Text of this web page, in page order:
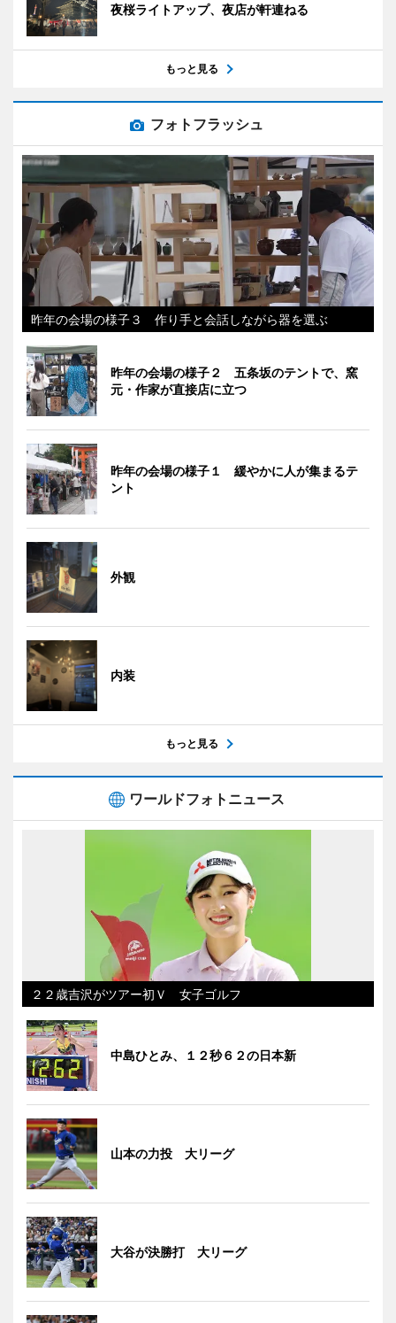
夜桜ライトアップ、夜店が軒連ねる
もっと見る
フォトフラッシュ
昨年の会場の様子３ 作り手と会話しながら器を選ぶ
昨年の会場の様子２ 五条坂のテントで、窯
元・作家が直接店に立つ
昨年の会場の様子１ 緩やかに人が集まるテ
ント
外観
内装
もっと見る
ワールドフォトニュース
２２歳吉沢がツアー初Ｖ 女子ゴルフ
中島ひとみ、１２秒６２の日本新
山本の力投 大リーグ
大谷が決勝打 大リーグ